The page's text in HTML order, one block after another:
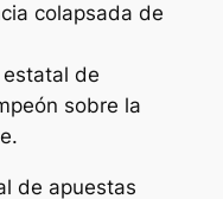
colapsada de
de
sobre la
de apuestas